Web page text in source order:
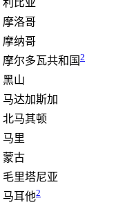
摩洛哥
摩纳哥
摩尔多瓦共和国 2
黑山
马达加斯加
北马其顿
马里
蒙古
毛里塔尼亚
马耳他2